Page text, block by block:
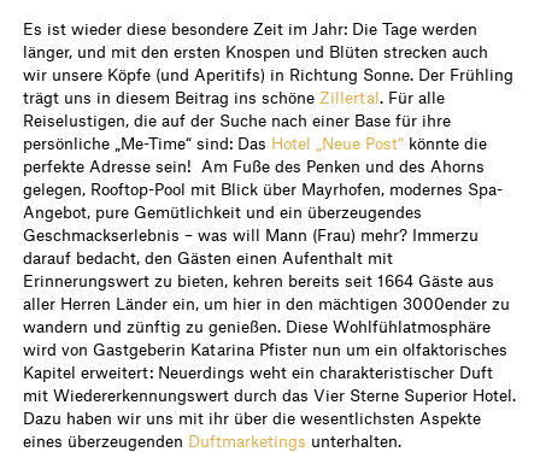
Es ist wieder diese besondere Zeit im Jahr: Die Tage werden
länger, und mit den ersten Knospen und Blüten strecken auch
wir unsere Köpfe (und Aperitifs) in Richtung Sonne. Der Frühling
trägt uns in diesem Beitrag ins schöneZillertal. Für alle
Reiselustigen, die auf der Suche nach einer Base für ihre
persönliche „Me-Time“ sind: Das Hotel „Neue Post“ könnte die
perfekte Adresse sein! Am Fuße des Penken und des Ahorns
gelegen, Rooftop-Pool mit Blick über Mayrhofen, modernes Spa-
Angebot, pure Gemütlichkeit und ein überzeugendes
Geschmackserlebnis – was will Mann (Frau) mehr? Immerzu
darauf bedacht, den Gästen einen Aufenthalt mit
Erinnerungswert zu bieten, kehren bereits seit 1664 Gäste aus
aller Herren Länder ein, um hier in den mächtigen 3000ender zu
wandern und zünftig zu genießen. Diese Wohlfühlatmosphäre
wird von Gastgeberin Katarina Pfister nun um ein olfaktorisches
Kapitel erweitert: Neuerdings weht ein charakteristischer Duft
mit Wiedererkennungswert durch das Vier Sterne Superior Hotel.
Dazu haben wir uns mit ihr über die wesentlichsten Aspekte
eines überzeugenden Duftmarketings unterhalten.